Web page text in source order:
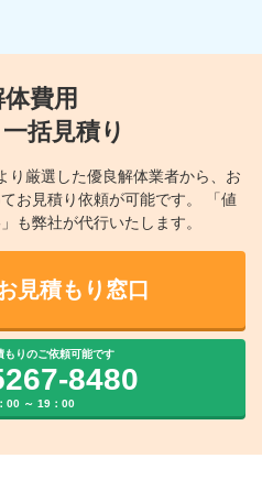
費用
一括見積り
り厳選した優良解体業者から、 お
お見積り依頼が可能です。
「値
も弊社が代行いたします。
見積もり窓口
もりのご依頼可能です
8480
00 ～ 19：00